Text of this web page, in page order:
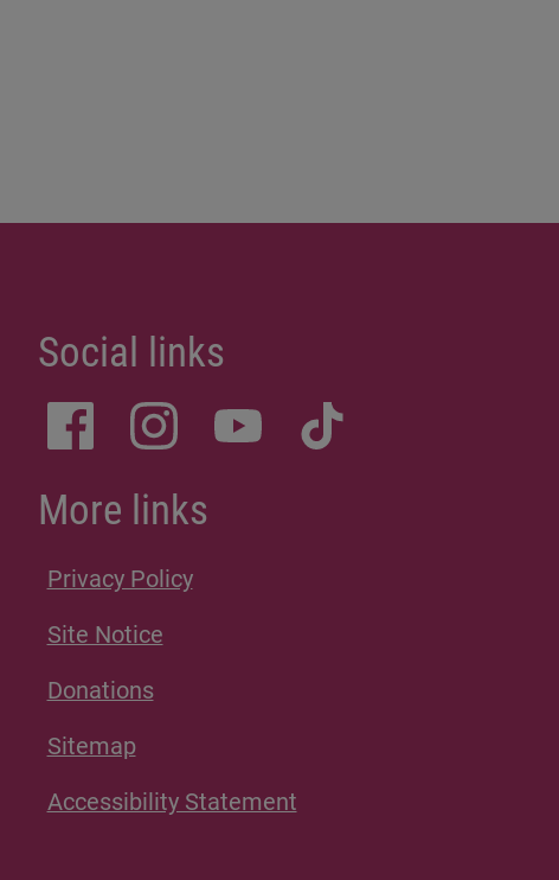
Social links
More links
Privacy Policy
Site Notice
Donations
Sitemap
Accessibility Statement